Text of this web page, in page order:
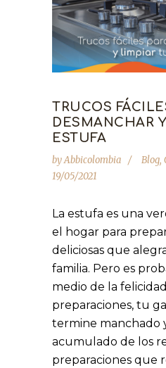
TRUCOS
DESMANCHAR
ESTUFA
byAbbicolombia Blog,
19/05/2021
La estufa es una
el hogar para
deliciosas que
familia. Pero es
medio de la
preparaciones, tu
termine manchado
acumulado de los
preparaciones que